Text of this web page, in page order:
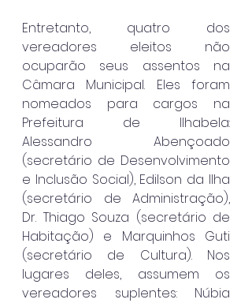
Entretanto, quatro dos
vereadores eleitos não
ocuparão seus assentos na
Câmara Municipal. Eles foram
nomeados para cargos na
Prefeitura de Ilhabela:
Alessandro Abençoado
(secretário de Desenvolvimento
e Inclusão Social), Edilson da Ilha
(secretário de Administração),
Dr. Thiago Souza (secretário de
Habitação) e Marquinhos Guti
(secretário de Cultura). Nos
lugares deles, assumem os
vereadores suplentes: Núbia